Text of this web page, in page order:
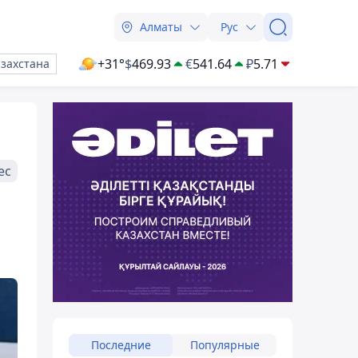
Алматы Рус
+31°$469.93 €541.64 ₽5.71
Последние Популярные